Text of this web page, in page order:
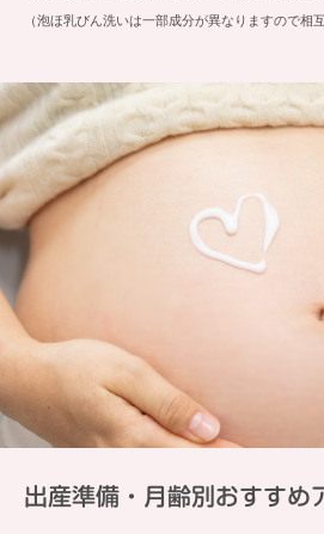
（泡ほ乳びん洗いは一部成分が異なりますので相
出産準備・月齢別おすすめ